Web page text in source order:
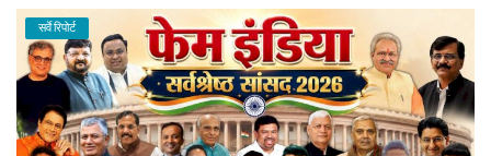
सर्वे रिपोर्ट